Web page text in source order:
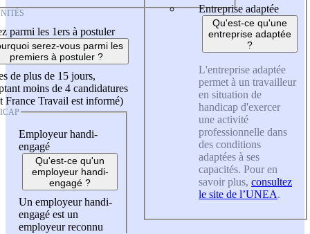
parmi les 1ers à postuler
serez-vous parmi les
premiers à postuler ?
de plus de 15 jours,
moins de 4 candidatures
France Travail est informé)
Employeur handi-
engagé
Qu'est-ce qu'un
employeur handi-
engagé ?
Un employeur handi-
engagé est un
employeur reconnu
Entreprise adaptée
Qu'est-ce qu'une
entreprise adaptée
?
L'entreprise adaptée
permet à un travailleur
en situation de
handicap d'exercer
une activité
professionnelle dans
des conditions
adaptées à ses
capacités. Pour en
savoir plus, consultez
le site de l’UNEA.